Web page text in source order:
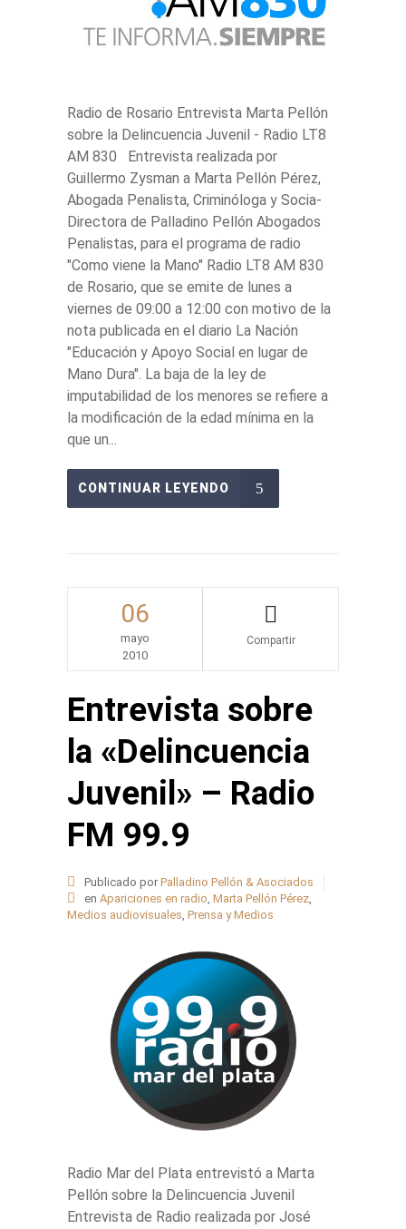
Radio de Rosario Entrevista Marta Pellón
sobre la Delincuencia Juvenil - Radio LT8
AM 830 Entrevista realizada por
Guillermo Zysman a Marta Pellón Pérez,
Abogada Penalista, Criminóloga y Socia-
Directora de Palladino Pellón Abogados
Penalistas, para el programa de radio
"Como viene la Mano" Radio LT8 AM 830
de Rosario, que se emite de lunes a
viernes de 09:00 a 12:00 con motivo de la
nota publicada en el diario La Nación
"Educación y Apoyo Social en lugar de
Mano Dura". La baja de la ley de
imputabilidad de los menores se refiere a
la modificación de la edad mínima en la
que un...
CONTINUAR LEYENDO
06
mayo
2010
Entrevista sobre
la «Delincuencia
Juvenil» – Radio
FM 99.9
Publicado por Palladino Pellón & Asociados
en Apariciones en radio, Marta Pellón Pérez,
Medios audiovisuales, Prensa y Medios
Radio Mar del Plata entrevistó a Marta
Pellón sobre la Delincuencia Juvenil
Entrevista de Radio realizada por José